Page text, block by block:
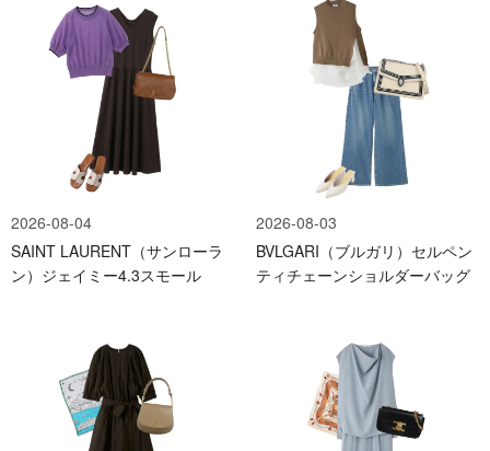
2026-08-04
SAINT LAURENT（サンローラ
ン）ジェイミー4.3スモール
2026-08-03
BVLGARI（ブルガリ）セルペン
ティチェーンショルダーバッグ